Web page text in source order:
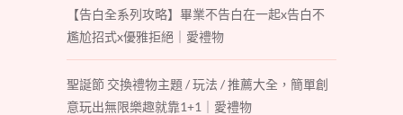
【告白全系列攻略】畢業不告白在一起x告白不
尷尬招式x優雅拒絕｜愛禮物
聖誕節 交換禮物主題 / 玩法 / 推薦大全，簡單創
意玩出無限樂趣就靠1+1｜愛禮物